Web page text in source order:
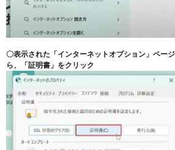
〇表示された「インターネットオプション」ペー
ら、「証明書」をクリック